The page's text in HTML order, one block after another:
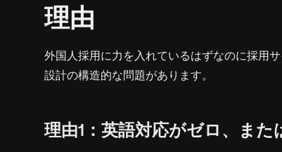
理由
外国人採用に力を入れているはずなのに採用
設計の構造的な問題があります。
理由1：英語対応がゼロ、また